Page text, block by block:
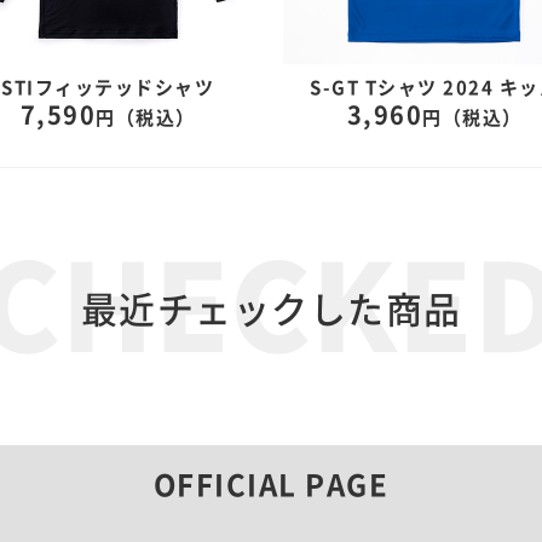
STIフィッテッドシャツ
7,590 円（税込）
S-GT Tシャツ 2024 キッ
3,960 円（税込）
最近チェックした商品
OFFICIAL PAGE